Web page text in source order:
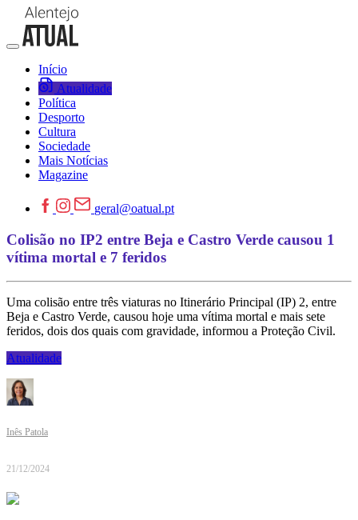
Início
Atualidade
Política
Desporto
Cultura
Sociedade
Mais Notícias
Magazine
geral@oatual.pt
Colisão no IP2 entre Beja e Castro Verde causou 1
vítima mortal e 7 feridos
Uma colisão entre três viaturas no Itinerário Principal (IP) 2, entre
Beja e Castro Verde, causou hoje uma vítima mortal e mais sete
feridos, dois dos quais com gravidade, informou a Proteção Civil.
Atualidade
Inês Patola
21/12/2024